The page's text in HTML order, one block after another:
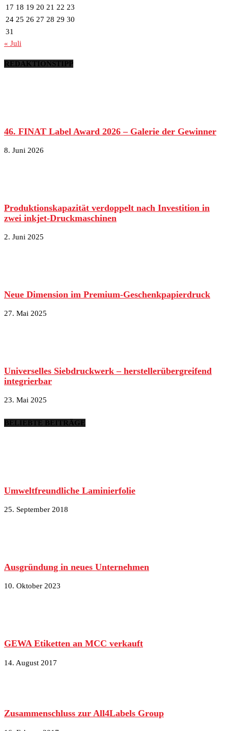
17 18 19 20 21 22 23
24 25 26 27 28 29 30
31
« Juli
REDAKTIONSTIPP
46. FINAT Label Award 2026 – Galerie der Gewinner
8. Juni 2026
Produktionskapazität verdoppelt nach Investition in
zwei inkjet-Druckmaschinen
2. Juni 2025
Neue Dimension im Premium-Geschenkpapierdruck
27. Mai 2025
Universelles Siebdruckwerk – herstellerübergreifend
integrierbar
23. Mai 2025
BELIEBTE BEITRÄGE
Umweltfreundliche Laminierfolie
25. September 2018
Ausgründung in neues Unternehmen
10. Oktober 2023
GEWA Etiketten an MCC verkauft
14. August 2017
Zusammenschluss zur All4Labels Group